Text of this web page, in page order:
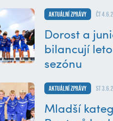
Aktuální zprávy čt
Dorost a
bilancují
sezónu
Aktuální zprávy st
Mladší